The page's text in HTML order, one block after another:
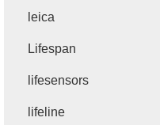
leica
Lifespan
lifesensors
lifeline